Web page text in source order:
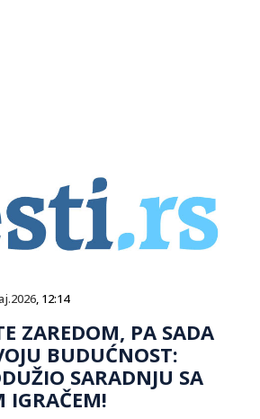
, 12:14
ZAREDOM, PA SADA
BUDUĆNOST:
SARADNJU SA
IGRAČEM!